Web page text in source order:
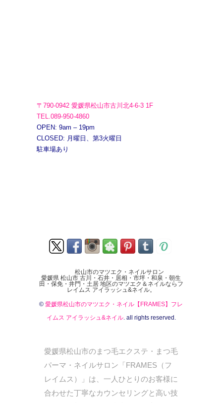
〒790-0942 愛媛県松山市古川北4-6-3 1F
TEL.089-950-4860
OPEN: 9am – 19pm
CLOSED: 月曜日、第3火曜日
駐車場あり
松山市のマツエク・ネイルサロン
愛媛県 松山市 古川・石井・居相・市坪・和泉・朝生
田・保免・井門・土居 地区のマツエク＆ネイルならフ
レイムス アイラッシュ&ネイル。
© 愛媛県松山市のマツエク・ネイル【FRAMES】フレ
イムス アイラッシュ&ネイル. all rights reserved.
愛媛県松山市のまつ毛エクステ・まつ毛
パーマ・ネイルサロン「FRAMES（フ
レイムス）」は、一人ひとりのお客様に
合わせた丁寧なカウンセリングと高い技